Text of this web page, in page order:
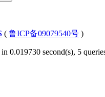
( 鲁ICP备09079540号 )
in 0.019730 second(s), 5